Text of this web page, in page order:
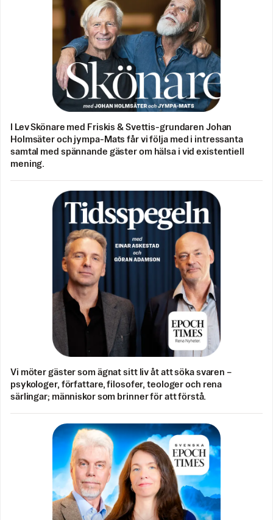
I Lev Skönare med Friskis & Svettis-grundaren Johan
Holmsäter och jympa-Mats får vi följa med i intressanta
samtal med spännande gäster om hälsa i vid existentiell
mening.
Vi möter gäster som ägnat sitt liv åt att söka svaren –
psykologer, författare, filosofer, teologer och rena
särlingar; människor som brinner för att förstå.